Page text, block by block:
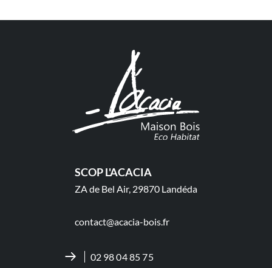
SCOP L'ACACIA
ZA de Bel Air, 29870 Landéda
contact@acacia-bois.fr
02 98 04 85 75